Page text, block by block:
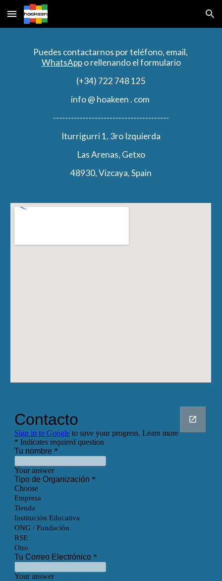
Skip to main content Skip to navigation
WhatsApp o rellenando el formulario
(+34) 722 748 125
info @ hoakeen . com
---------------------------------------
Iturrigurri 1, 3ro Izquierda
Las Arenas, Getxo
48930, Vizcaya, Spain